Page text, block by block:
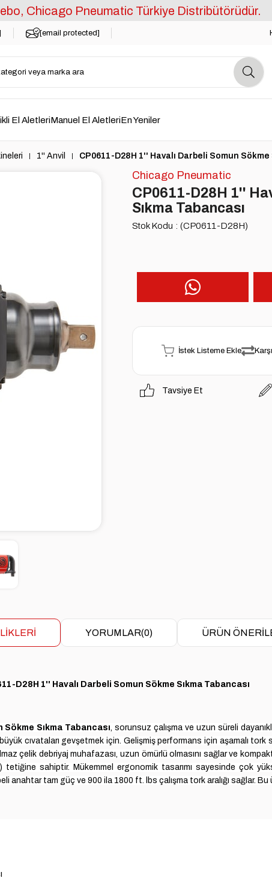
Chicago Pneumatic Türkiye Distribütörüdür.
[email protected]
El AletleriManuel El AletleriEn Yeniler
1'' Anvil CP0611-D28H 1'' Havalı Darbeli Somun Sökme
Chicago Pneumatic
CP0611-D28H 1''
Sıkma Tabancası
Stok Kodu (CP0611-D28H)
İstek Listeme Ekle
Tavsiye Et
YORUMLAR(0) ÜRÜN
D28H 1'' Havalı Darbeli Somun Sökme Sıkma Tabancası
Sıkma Tabancası, sorunsuz çalışma ve uzun süreli
cıvataları gevşetmek için. Gelişmiş performans için aşamalı
çelik debriyaj muhafazası, uzun ömürlü olmasını sağlar ve kompakt
tetiğine sahiptir. Mükemmel ergonomik tasarımı sayesinde çok
anahtar tam güç ve 900 ila 1800 ft. lbs çalışma tork aralığı sağlar. Bu